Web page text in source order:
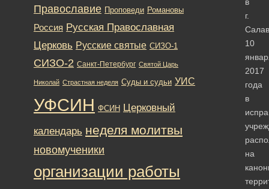
г.
10
2017
года
в
на
Православие Проповеди Романовы
Россия Русская Православная
Церковь Русские святые СИЗО-1
СИЗО-2 Санкт-Петербург Святой Царь
Николай Страстная неделя Суды и судьи УИС
УФСИН ФСИН Церковный
календарь неделя молитвы
новомученики
организации работы